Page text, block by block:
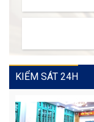
KIỂM SÁT 24H